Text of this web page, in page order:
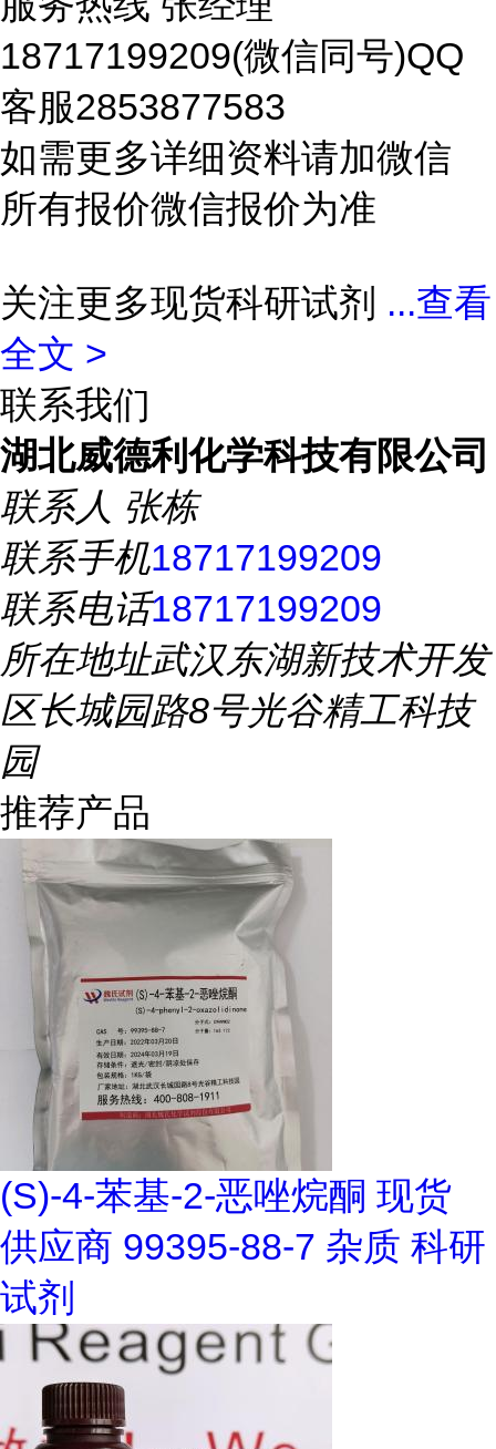
18717199209(微信同号)QQ
客服2853877583
如需更多详细资料请加微信
所有报价微信报价为准
关注更多现货科研试剂 ...查看
全文 >
联系我们
湖北威德利化学科技有限公司
联系人 张栋
联系手机18717199209
联系电话18717199209
所在地址武汉东湖新技术开发
区长城园路8号光谷精工科技
园
推荐产品
(S)-4-苯基-2-恶唑烷酮 现货
供应商 99395-88-7 杂质 科研
试剂